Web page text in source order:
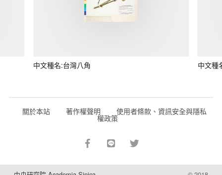
中文種名:台灣八角 中文種
關於本站 著作權聲明 使用者條款、資訊安全與隱私
權政策